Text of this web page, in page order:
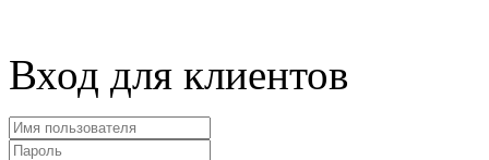
Вход для клиентов